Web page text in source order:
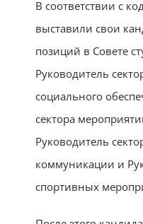
В соответствии с
выставили свои
позиций в Совете
Руководитель
социального
сектора
Руководитель
коммуникации и
спортивных